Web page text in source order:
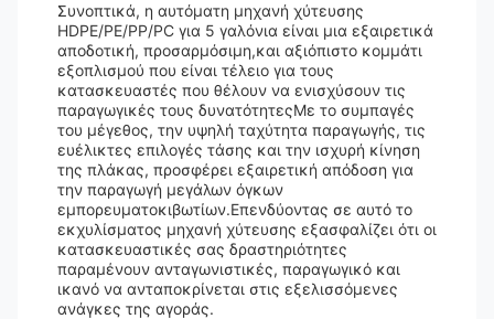
Συνοπτικά, η αυτόματη μηχανή χύτευσης
HDPE/PE/PP/PC για 5 γαλόνια είναι μια εξαιρετικά
αποδοτική, προσαρμόσιμη,και αξιόπιστο κομμάτι
εξοπλισμού που είναι τέλειο για τους
κατασκευαστές που θέλουν να ενισχύσουν τις
παραγωγικές τους δυνατότητεςΜε το συμπαγές
του μέγεθος, την υψηλή ταχύτητα παραγωγής, τις
ευέλικτες επιλογές τάσης και την ισχυρή κίνηση
της πλάκας, προσφέρει εξαιρετική απόδοση για
την παραγωγή μεγάλων όγκων
εμπορευματοκιβωτίων.Επενδύοντας σε αυτό το
εκχυλίσματος μηχανή χύτευσης εξασφαλίζει ότι οι
κατασκευαστικές σας δραστηριότητες
παραμένουν ανταγωνιστικές, παραγωγικό και
ικανό να ανταποκρίνεται στις εξελισσόμενες
ανάγκες της αγοράς.